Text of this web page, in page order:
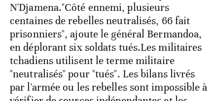
N'Djamena."Côté ennemi, plusieurs
centaines de rebelles neutralisés, 66 fait
prisonniers", ajoute le général Bermandoa,
en déplorant six soldats tués.Les militaires
tchadiens utilisent le terme militaire
"neutralisés" pour "tués". Les bilans livrés
par l'armée ou les rebelles sont impossible à